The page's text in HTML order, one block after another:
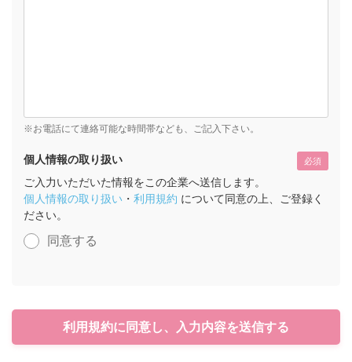
※お電話にて連絡可能な時間帯なども、ご記入下さい。
個人情報の取り扱い 必須
ご入力いただいた情報をこの企業へ送信します。
個人情報の取り扱い ・ 利用規約 について同意の上、ご登録く
ださい。
同意する
利用規約に同意し、入力内容を送信する